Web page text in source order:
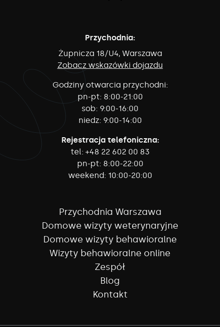
Przychodnia:
Żupnicza 18/U4, Warszawa
Zobacz wskazówki dojazdu
Godziny otwarcia przychodni:
pn-pt: 8:00-21:00
sob: 9:00-16:00
niedz: 9:00-14:00
Rejestracja telefoniczna:
tel: +48 22 602 00 83
pn-pt: 8:00-22:00
weekend: 10:00-20:00
Przychodnia Warszawa
Domowe wizyty weterynaryjne
Domowe wizyty behawioralne
Wizyty behawioralne online
Zespół
Blog
Kontakt